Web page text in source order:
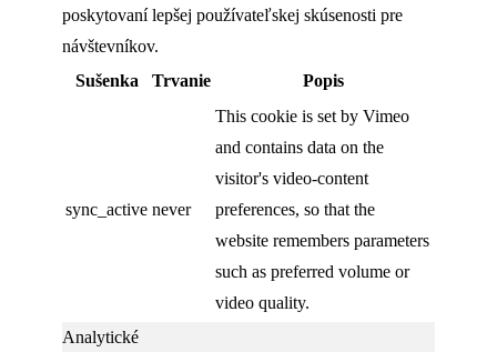
poskytovaní lepšej používateľskej skúsenosti pre
návštevníkov.
Sušenka
Trvanie Popis
sync_active never
This cookie is set by Vimeo
and contains data on the
visitor's video-content
preferences, so that the
website remembers parameters
such as preferred volume or
video quality.
Analytické